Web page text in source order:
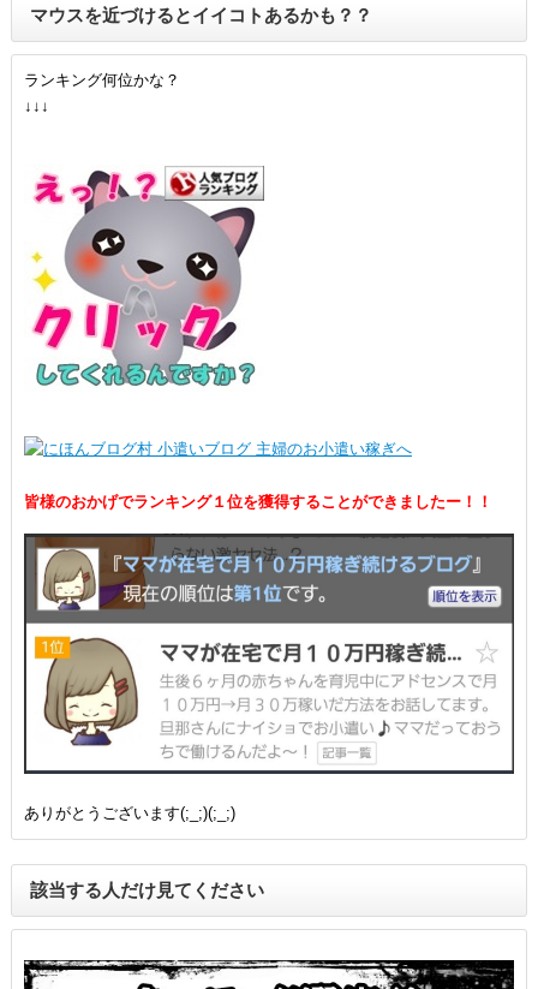
マウスを近づけるとイイコトあるかも？？
ランキング何位かな？
↓↓↓
皆様のおかげでランキング１位を獲得することができましたー！！
ありがとうございます(;_;)(;_;)
該当する人だけ見てください